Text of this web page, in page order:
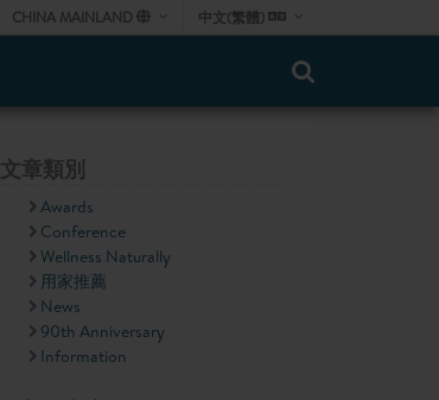
CHINA MAINLAND 中文(繁體)
文章類別
Awards
Conference
Wellness Naturally
用家推薦
News
90th Anniversary
Information